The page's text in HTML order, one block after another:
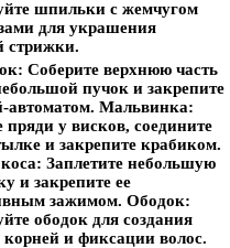
шпильки с жемчугом
для украшения
стрижки.
Соберите верхнюю часть
пучок и закрепите
автоматом. Мальвинка:
пряди у висков, соедините
и закрепите крабиком.
Заплетите небольшую
и закрепите ее
зажимом. Ободок:
ободок для создания
корней и фиксации волос.